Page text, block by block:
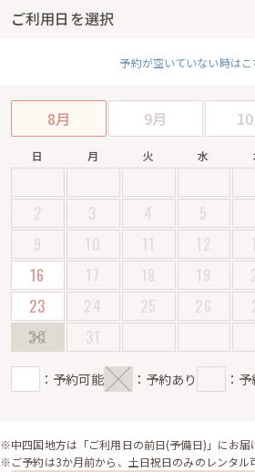
ご利用日を選択
予約が空いていない時はこ
8月 9月
日 月 火 水
2
3 4 5
9
10 11 12
16
17 18 19
23
24 25 26
30
31
：予約可能 ：予約あり ：
※中四国地方は「ご利用日の前日(予備日)」にお届
※ご予約は3か月前から、土日祝日のみのレンタル